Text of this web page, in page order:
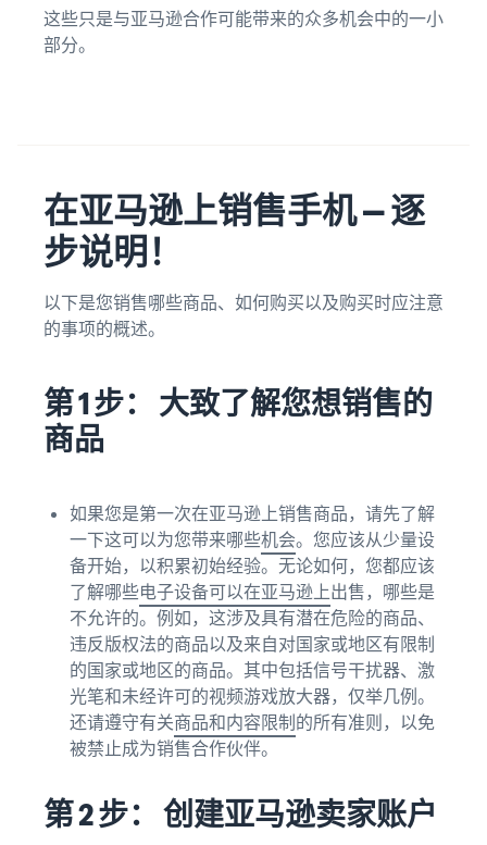
这些只是与亚马逊合作可能带来的众多机会中的一小
部分。
在亚马逊上销售手机 — 逐
步说明！
以下是您销售哪些商品、如何购买以及购买时应注意
的事项的概述。
第 1 步： 大致了解您想销售的
商品
如果您是第一次在亚马逊上销售商品，请先了解
一下这可以为您带来哪些机会。您应该从少量设
备开始，以积累初始经验。无论如何，您都应该
了解哪些电子设备可以在亚马逊上出售，哪些是
不允许的。例如，这涉及具有潜在危险的商品、
违反版权法的商品以及来自对国家或地区有限制
的国家或地区的商品。其中包括信号干扰器、激
光笔和未经许可的视频游戏放大器，仅举几例。
还请遵守有关商品和内容限制的所有准则，以免
被禁止成为销售合作伙伴。
第 2 步： 创建亚马逊卖家账户